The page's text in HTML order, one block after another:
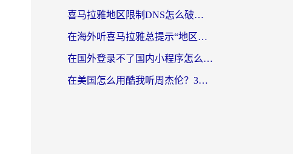
喜马拉雅地区限制DNS怎么破？海外党听国内音乐听书的终极解决方案
在海外听喜马拉雅总提示“地区限制”？3步轻松解除+听国内音乐全攻略
在国外登录不了国内小程序怎么办？选对回国加速器，轻松解锁国内资源
在美国怎么用酷我听周杰伦？3步搞定海外听歌难题